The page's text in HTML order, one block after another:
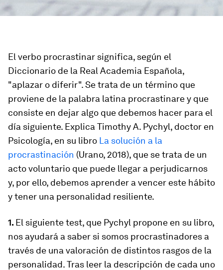
El verbo procrastinar significa, según el
Diccionario de la Real Academia Española,
"aplazar o diferir". Se trata de un término que
proviene de la palabra latina procrastinarey que
consiste en dejar algo que debemos hacer para el
día siguiente. Explica Timothy A. Pychyl, doctor en
Psicología, en su libro La solución a la
procrastinación (Urano, 2018), que se trata de un
acto voluntario que puede llegar a perjudicarnos
y, por ello, debemos aprender a vencer este hábito
y tener una personalidad resiliente.
1. El siguiente test, que Pychyl propone en su libro,
nos ayudará a saber si somos procrastinadores a
través de una valoración de distintos rasgos de la
personalidad. Tras leer la descripción de cada uno